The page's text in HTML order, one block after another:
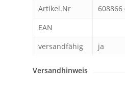
Artikel.Nr
608866
EAN
versandfähig
ja
Versandhinweis